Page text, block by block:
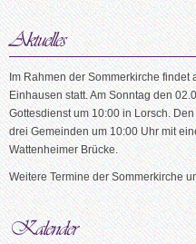
Im Rahmen der Sommerkirche findet
Einhausen statt. Am Sonntag den
Gottesdienst um 10:00 in Lorsch.
drei Gemeinden um 10:00 Uhr mit
Wattenheimer Brücke.
Weitere Termine der Sommerkirche